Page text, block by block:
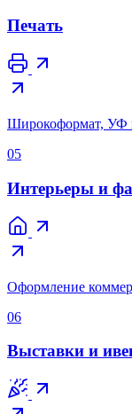
Печать
Широкоформат, УФ
05
Интерьеры и
Оформление
06
Выставки и